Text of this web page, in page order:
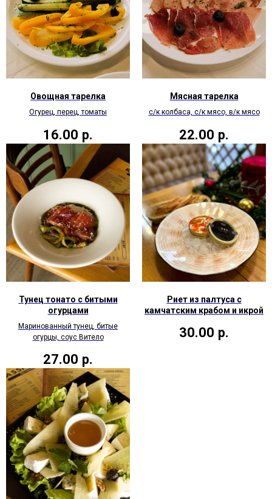
Овощная тарелка
Огурец, перец, томаты
16.00 р.
Мясная тарелка
с/к колбаса, с/к мясо, в/к мясо
22.00 р.
Тунец тонато с битыми
огурцами
Маринованный тунец, битые
огурцы, соус Витело
27.00 р.
Риет из палтуса с
камчатским крабом и икрой
30.00 р.